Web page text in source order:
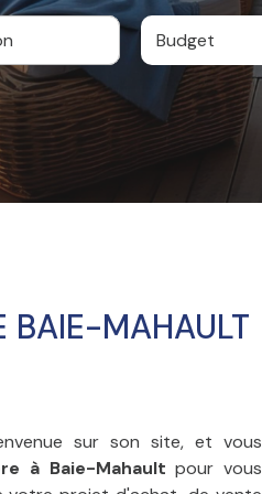
Budget
BAIE-MAHAULT
sur son site, et vous
à Baie-Mahault pour vous